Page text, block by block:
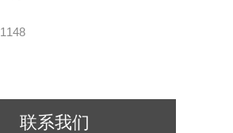
1148
联系我们